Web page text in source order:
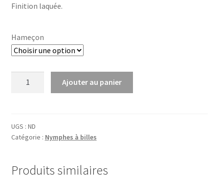
Finition laquée.
Hameçon
Thyma
5
Ajouter au panier
UGS : ND
Catégorie : Nymphes à billes
Produits similaires